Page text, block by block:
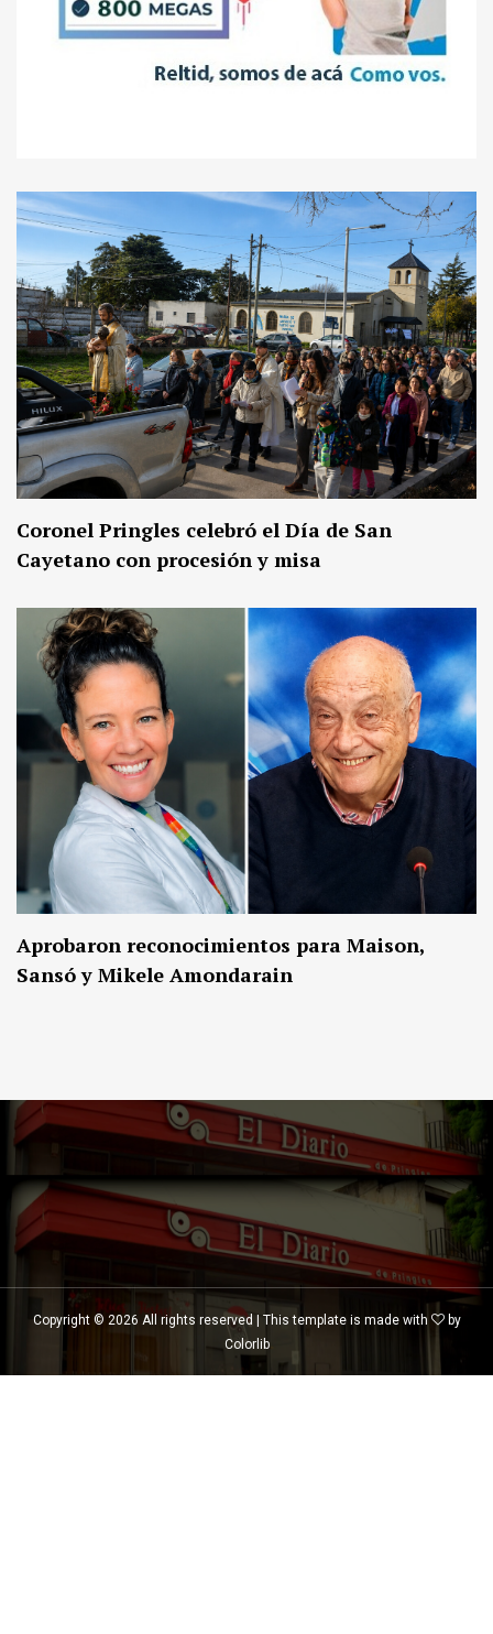
Coronel Pringles celebró el Día de San
Cayetano con procesión y misa
Aprobaron reconocimientos para Maison,
Sansó y Mikele Amondarain
Copyright © 2026 All rights reserved | This template is made with
by
Colorlib